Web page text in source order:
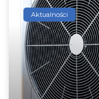
Aktualności